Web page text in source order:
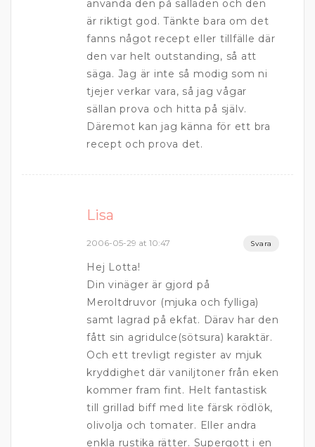
använda den på salladen och den
är riktigt god. Tänkte bara om det
fanns något recept eller tillfälle där
den var helt outstanding, så att
säga. Jag är inte så modig som ni
tjejer verkar vara, så jag vågar
sällan prova och hitta på själv.
Däremot kan jag känna för ett bra
recept och prova det.
Lisa
2006-05-29 at 10:47 Svara
Hej Lotta!
Din vinäger är gjord på
Meroltdruvor (mjuka och fylliga)
samt lagrad på ekfat. Därav har den
fått sin agridulce(sötsura) karaktär.
Och ett trevligt register av mjuk
kryddighet där vaniljtoner från eken
kommer fram fint. Helt fantastisk
till grillad biff med lite färsk rödlök,
olivolja och tomater. Eller andra
enkla rustika rätter. Supergott i en